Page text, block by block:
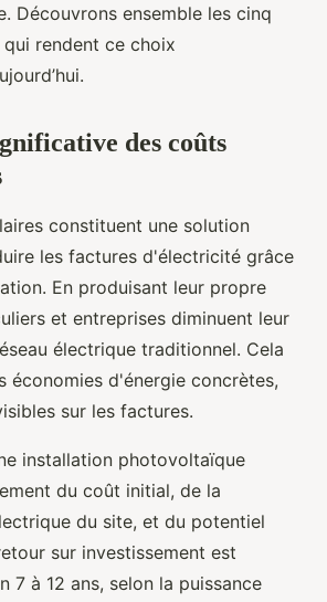
Découvrons ensemble les cinq
qui rendent ce choix
des coûts
constituent une solution
les factures d'électricité grâce
En produisant leur propre
et entreprises diminuent leur
électrique traditionnel. Cela
économies d'énergie concrètes,
sur les factures.
installation photovoltaïque
du coût initial, de la
du site, et du potentiel
sur investissement est
7 à 12 ans, selon la puissance